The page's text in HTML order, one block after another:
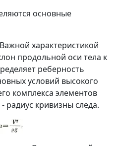
основные
Важной характеристикой
продольной оси тела к
реберность
условий высокого
комплекса элементов
радиус кривизны следа.